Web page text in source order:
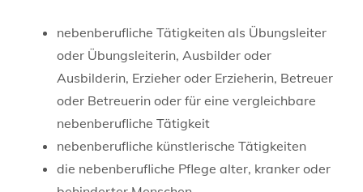
nebenberufliche Tätigkeiten als Übungsleiter
oder Übungsleiterin, Ausbilder oder
Ausbilderin, Erzieher oder Erzieherin, Betreuer
oder Betreuerin oder für eine vergleichbare
nebenberufliche Tätigkeit
nebenberufliche künstlerische Tätigkeiten
die nebenberufliche Pflege alter, kranker oder